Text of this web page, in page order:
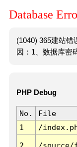
Database
(1040) 365建站
因：1、数据库密
PHP Debug
No. File
1
/
2 /source/